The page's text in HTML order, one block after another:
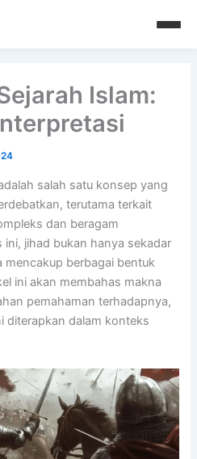
Islam:
salah satu konsep yang
terutama terkait
dan beragam
jihad bukan hanya sekadar
mencakup berbagai bentuk
ini akan membahas makna
pemahaman terhadapnya,
diterapkan dalam konteks